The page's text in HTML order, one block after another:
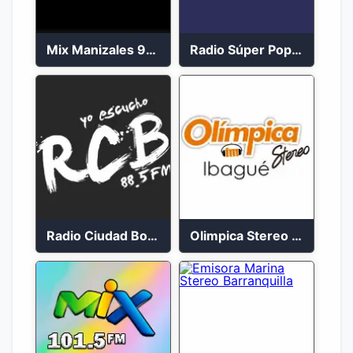
Mix Manizales 95.1 FM en Vivo Radio Súper Popayán en vivo 2023
Radio Ciudad Bolívar 88.5 FM Olimpica Stereo Ibagué 94.3 FM